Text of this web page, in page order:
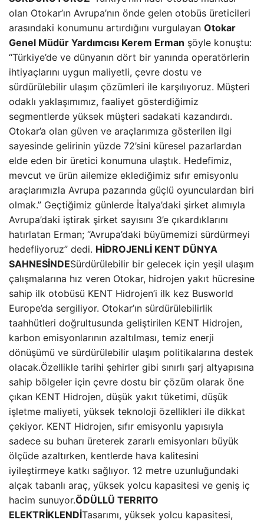
olan Otokar’ın Avrupa’nın önde gelen otobüs üreticileri
arasındaki konumunu artırdığını vurgulayan Otokar
Genel Müdür Yardımcısı Kerem Erman şöyle konuştu:
“Türkiye’de ve dünyanın dört bir yanında operatörlerin
ihtiyaçlarını uygun maliyetli, çevre dostu ve
sürdürülebilir ulaşım çözümleri ile karşılıyoruz. Müşteri
odaklı yaklaşımımız, faaliyet gösterdiğimiz
segmentlerde yüksek müşteri sadakati kazandırdı.
Otokar’a olan güven ve araçlarımıza gösterilen ilgi
sayesinde gelirinin yüzde 72’sini küresel pazarlardan
elde eden bir üretici konumuna ulaştık. Hedefimiz,
mevcut ve ürün ailemize eklediğimiz sıfır emisyonlu
araçlarımızla Avrupa pazarında güçlü oyunculardan biri
olmak.” Geçtiğimiz günlerde İtalya’daki şirket alımıyla
Avrupa’daki iştirak şirket sayısını 3’e çıkardıklarını
hatırlatan Erman; “Avrupa’daki büyümemizi sürdürmeyi
hedefliyoruz” dedi. HİDROJENLİ KENT DÜNYA
SAHNESİNDESürdürülebilir bir gelecek için yeşil ulaşım
çalışmalarına hız veren Otokar, hidrojen yakıt hücresine
sahip ilk otobüsü KENT Hidrojen’i ilk kez Busworld
Europe’da sergiliyor. Otokar’ın sürdürülebilirlik
taahhütleri doğrultusunda geliştirilen KENT Hidrojen,
karbon emisyonlarının azaltılması, temiz enerji
dönüşümü ve sürdürülebilir ulaşım politikalarına destek
olacak.Özellikle tarihi şehirler gibi sınırlı şarj altyapısına
sahip bölgeler için çevre dostu bir çözüm olarak öne
çıkan KENT Hidrojen, düşük yakıt tüketimi, düşük
işletme maliyeti, yüksek teknoloji özellikleri ile dikkat
çekiyor. KENT Hidrojen, sıfır emisyonlu yapısıyla
sadece su buharı üreterek zararlı emisyonları büyük
ölçüde azaltırken, kentlerde hava kalitesini
iyileştirmeye katkı sağlıyor. 12 metre uzunluğundaki
alçak tabanlı araç, yüksek yolcu kapasitesi ve geniş iç
hacim sunuyor.ÖDÜLLÜ TERRITO
ELEKTRİKLENDİTasarımı, yüksek yolcu kapasitesi,